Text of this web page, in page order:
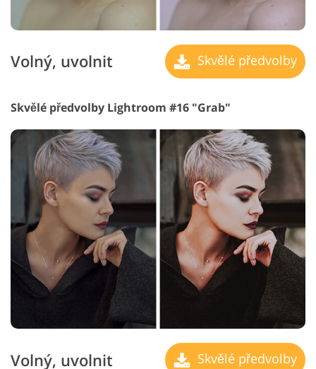
Volný, uvolnit Skvělé předvolby
Skvělé předvolby Lightroom #16 "Grab"
Volný, uvolnit Skvělé předvolby